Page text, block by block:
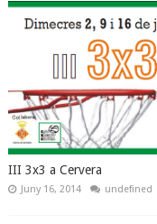
III 3x3 a Cervera
Juny 16, 2014 undefined